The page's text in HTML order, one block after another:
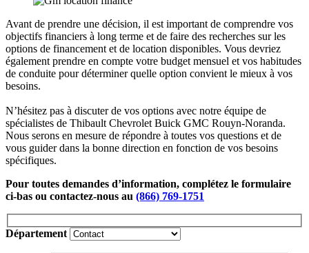
Avant de prendre une décision, il est important de comprendre vos
objectifs financiers à long terme et de faire des recherches sur les
options de financement et de location disponibles. Vous devriez
également prendre en compte votre budget mensuel et vos habitudes
de conduite pour déterminer quelle option convient le mieux à vos
besoins.
N’hésitez pas à discuter de vos options avec notre équipe de
spécialistes de Thibault Chevrolet Buick GMC Rouyn-Noranda.
Nous serons en mesure de répondre à toutes vos questions et de
vous guider dans la bonne direction en fonction de vos besoins
spécifiques.
Pour toutes demandes d’information, complétez le formulaire
ci-bas ou contactez-nous au (866) 769-1751
Département